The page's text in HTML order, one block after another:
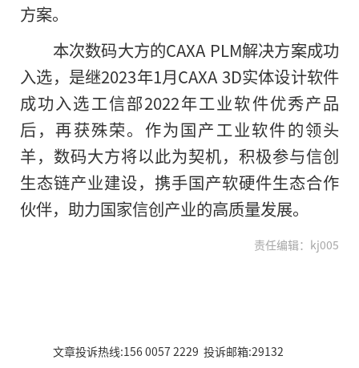
方案。
本次数码大方的CAXA PLM解决方案成功
入选，是继2023年1月CAXA 3D实体设计软件
成功入选工信部2022年工业软件优秀产品
后，再获殊荣。作为国产工业软件的领头
羊，数码大方将以此为契机，积极参与信创
生态链产业建设，携手国产软硬件生态合作
伙伴，助力国家信创产业的高质量发展。
责任编辑：kj005
文章投诉热线:156 0057 2229 投诉邮箱:29132